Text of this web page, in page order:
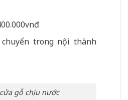
trong nội thành
gỗ chịu nước